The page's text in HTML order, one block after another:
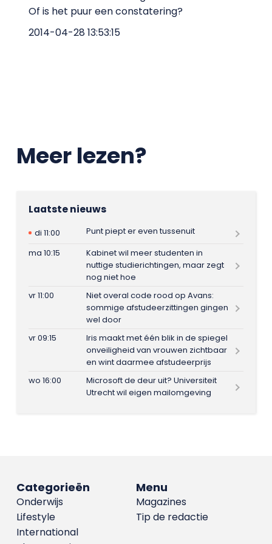
Of is het puur een constatering?
2014-04-28 13:53:15
Meer lezen?
Laatste nieuws
di 11:00
Punt piept er even tussenuit
ma 10:15
Kabinet wil meer studenten in
nuttige studierichtingen, maar zegt
nog niet hoe
vr 11:00
Niet overal code rood op Avans:
sommige afstudeerzittingen gingen
wel door
vr 09:15
Iris maakt met één blik in de spiegel
onveiligheid van vrouwen zichtbaar
en wint daarmee afstudeerprijs
wo 16:00
Microsoft de deur uit? Universiteit
Utrecht wil eigen mailomgeving
Menu
Magazines
Tip de redactie
Categorieën
Onderwijs
Lifestyle
International